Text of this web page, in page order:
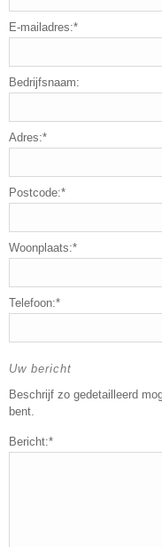
E-mailadres:*
Bedrijfsnaam:
Adres:*
Postcode:*
Woonplaats:*
Telefoon:*
Uw bericht
Beschrijf zo gedetailleerd
bent.
Bericht:*